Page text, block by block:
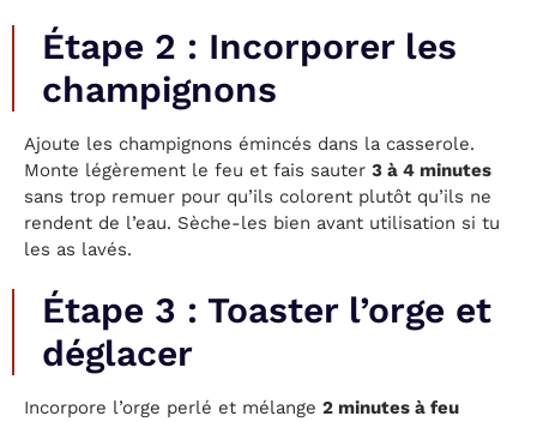
Étape 2 : Incorporer les
champignons
Ajoute les champignons émincés dans la casserole.
Monte légèrement le feu et fais sauter 3 à 4 minutes
sans trop remuer pour qu’ils colorent plutôt qu’ils ne
rendent de l’eau. Sèche-les bien avant utilisation si tu
les as lavés.
Étape 3 : Toaster l’orge et
déglacer
Incorpore l’orge perlé et mélange 2 minutes à feu